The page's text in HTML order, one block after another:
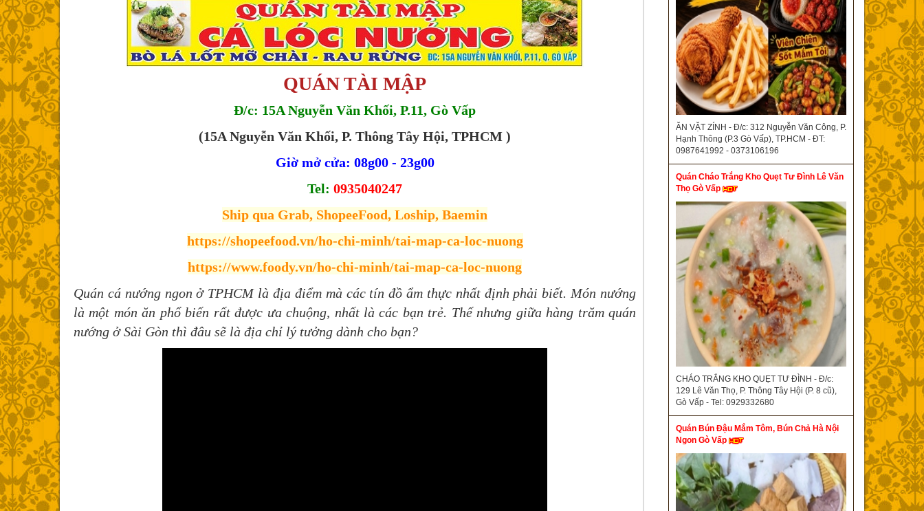
QUÁN TÀI MẬP
Đ/c: 15A Nguyễn Văn Khối, P.11, Gò Vấp
(15A Nguyễn Văn Khối, P. Thông Tây Hội, TPHCM )
Giờ mở cửa: 08g00 - 23g00
Tel: 0935040247
Ship qua Grab, ShopeeFood, Loship, Baemin
https://shopeefood.vn/ho-chi-minh/tai-map-ca-loc-nuong
https://www.foody.vn/ho-chi-minh/tai-map-ca-loc-nuong
Quán cá nướng ngon ở TPHCM là địa điểm mà các tín đồ ẩm thực nhất định phải biết. Món nướng
là một món ăn phổ biến rất được ưa chuộng, nhất là các bạn trẻ. Thế nhưng giữa hàng trăm quán
nướng ở Sài Gòn thì đâu sẽ là địa chỉ lý tưởng dành cho bạn?
ĂN VẶT ZÍNH - Đ/c: 312 Nguyễn Văn Công, P.
Hạnh Thông (P.3 Gò Vấp), TP.HCM - ĐT:
0987641992 - 0373106196
Quán Cháo Trắng Kho Quẹt Tư Đình Lê Văn
Thọ Gò Vấp
CHÁO TRẮNG KHO QUẸT TƯ ĐÌNH - Đ/c:
129 Lê Văn Thọ, P. Thông Tây Hội (P. 8 cũ),
Gò Vấp - Tel: 0929332680
Quán Bún Đậu Mắm Tôm, Bún Chả Hà Nội
Ngon Gò Vấp